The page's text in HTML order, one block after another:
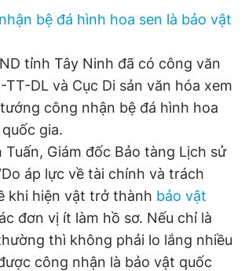
bệ đá hình hoa sen là bảo vật
tỉnh Tây Ninh đã có công văn
TT-DL và Cục Di sản văn hóa xem
công nhận bệ đá hình hoa
gia.
Tuấn, Giám đốc Bảo tàng Lịch sử
áp lực về tài chính và trách
khi hiện vật trở thành bảo vật
đơn vị ít làm hồ sơ. Nếu chỉ là
thì không phải lo lắng nhiều
công nhận là bảo vật quốc